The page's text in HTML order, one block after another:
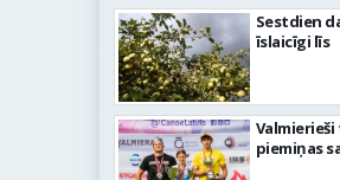
Sestdien
īslaicīgi līs
piemiņas